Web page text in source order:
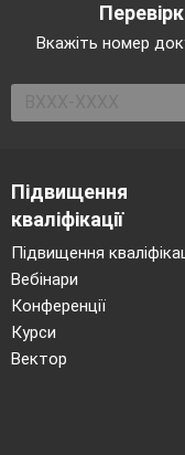
Вкажіть номер
Підвищення
кваліфікації
Підвищення
Вебінари
Конференції
Курси
Вектор